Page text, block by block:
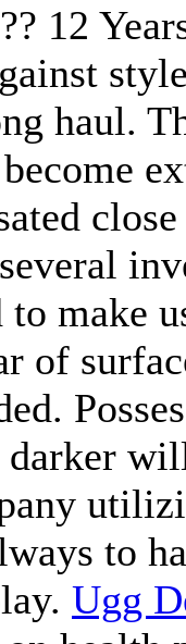
12
haul.
make
of
to
Ugg